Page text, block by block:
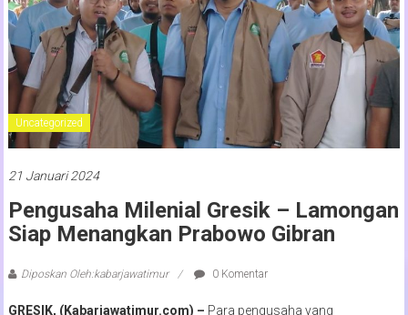
Jawa
Timur
Uncategorized
21 Januari 2024
Pengusaha Milenial Gresik – Lamongan
Siap Menangkan Prabowo Gibran
Diposkan Oleh:kabarjawatimur 0 Komentar
GRESIK, (Kabarjawatimur.com) – Para pengusaha yang